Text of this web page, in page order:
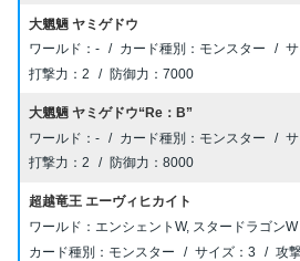
大魍魎 ヤミゲドウ
-
モンスター
2
7000
大魍魎 ヤミゲドウ“Re：B”
-
モンスター
2
8000
超越竜王 エーヴィヒカイト
エンシェントW, スタードラゴンW
モンスター
3